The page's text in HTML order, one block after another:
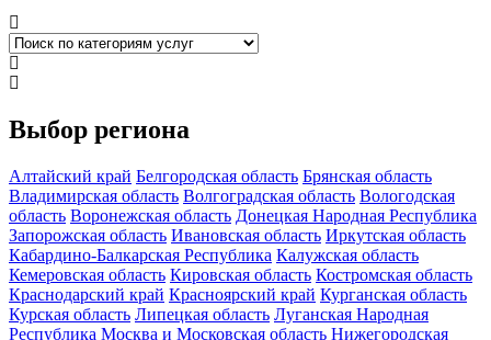
Выбор региона
Алтайский край Белгородская область Брянская область
Владимирская область Волгоградская область Вологодская
область Воронежская область Донецкая Народная Республика
Запорожская область Ивановская область Иркутская область
Кабардино-Балкарская Республика Калужская область
Кемеровская область Кировская область Костромская область
Краснодарский край Красноярский край Курганская область
Курская область Липецкая область Луганская Народная
Республика Москва и Московская область Нижегородская